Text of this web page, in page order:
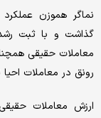
نماگر هموزن
رونق در معاملات